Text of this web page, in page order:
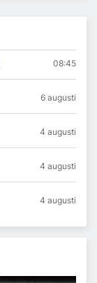
08:45
6 augusti
4 augusti
4 augusti
4 augusti